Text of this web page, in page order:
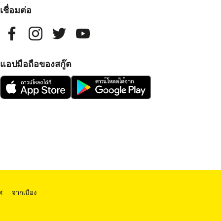
เชื่อมต่อ
แอปมือถือของสกู๊ต
| จากเมือง